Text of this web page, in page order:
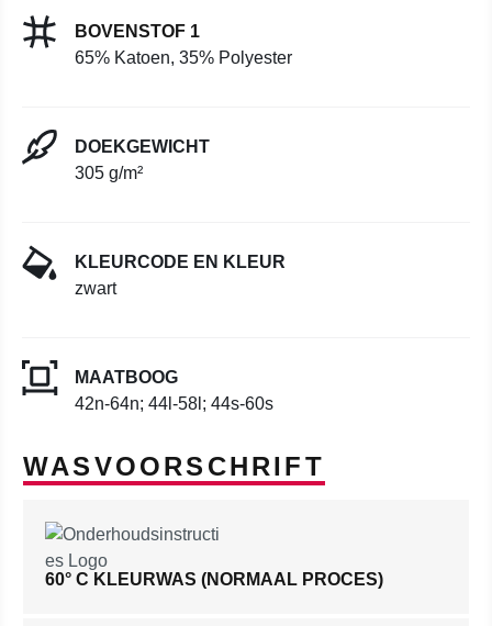
BOVENSTOF 1
65% Katoen, 35% Polyester
DOEKGEWICHT
305 g/m²
KLEURCODE EN KLEUR
zwart
MAATBOOG
42n-64n; 44l-58l; 44s-60s
WASVOORSCHRIFT
60° C KLEURWAS (NORMAAL PROCES)